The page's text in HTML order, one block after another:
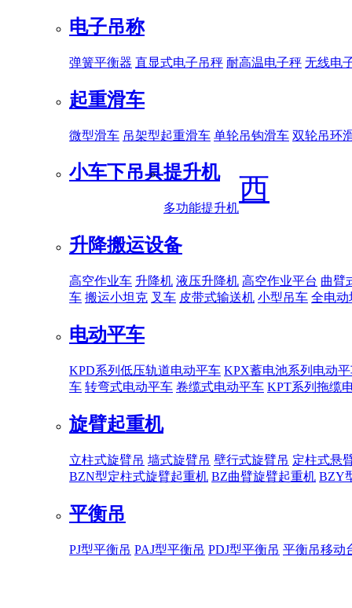
电子吊称
弹簧平衡器 直显式电子吊秤 耐高温电子秤 无线电
起重滑车
微型滑车 吊架型起重滑车 单轮吊钩滑车 双轮吊环
小车下吊具提升机
多功能提升机
升降搬运设备
高空作业车 升降机 液压升降机 高空作业平台 曲臂
车 搬运小坦克 叉车 皮带式输送机 小型吊车 全电动
电动平车
KPD系列低压轨道电动平车 KPX蓄电池系列电动
车 转弯式电动平车 卷缆式电动平车 KPT系列拖缆
旋臂起重机
立柱式旋臂吊 墙式旋臂吊 壁行式旋臂吊 定柱式悬
BZN型定柱式旋臂起重机 BZ曲臂旋臂起重机 BZY
平衡吊
PJ型平衡吊 PAJ型平衡吊 PDJ型平衡吊 平衡吊移动
西